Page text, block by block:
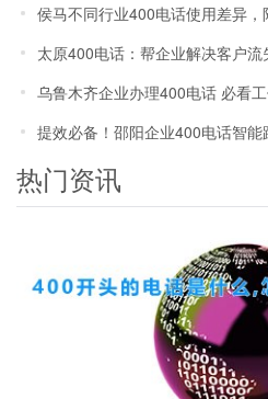
侯马不同行业400电话使用差异，
太原400电话：帮企业解决客户
乌鲁木齐企业办理400电话 必看
提效必备！邵阳企业400电话智
热门资讯